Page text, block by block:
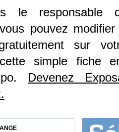
le responsable
pouvez
sur
simple fiche
Devenez